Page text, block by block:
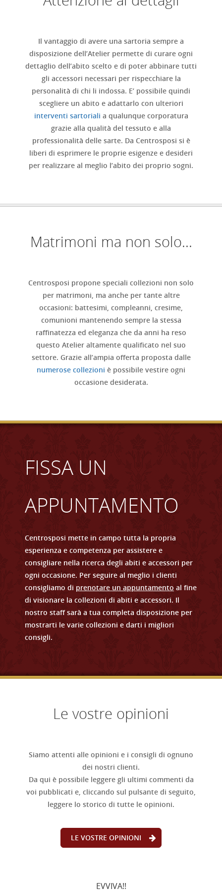
Il vantaggio di avere una sartoria sempre a
disposizione dell’Atelier permette di curare ogni
dettaglio dell’abito scelto e di poter abbinare tutti
gli accessori necessari per rispecchiare la
personalità di chi li indossa. E’ possibile quindi
scegliere un abito e adattarlo con ulteriori
interventi sartoriali a qualunque corporatura
grazie alla qualità del tessuto e alla
professionalità delle sarte. Da Centrosposi si è
liberi di esprimere le proprie esigenze e desideri
per realizzare al meglio l’abito dei proprio sogni.
Matrimoni ma non solo...
Centrosposi propone speciali collezioni non solo
per matrimoni, ma anche per tante altre
occasioni: battesimi, compleanni, cresime,
comunioni mantenendo sempre la stessa
raffinatezza ed eleganza che da anni ha reso
questo Atelier altamente qualificato nel suo
settore. Grazie all’ampia offerta proposta dalle
numerose collezioni è possibile vestire ogni
occasione desiderata.
FISSA UN
APPUNTAMENTO
Centrosposi mette in campo tutta la propria
esperienza e competenza per assistere e
consigliare nella ricerca degli abiti e accessori per
ogni occasione. Per seguire al meglio i clienti
consigliamo di prenotare un appuntamento al fine
di visionare la collezioni di abiti e accessori. Il
nostro staff sarà a tua completa disposizione per
mostrarti le varie collezioni e darti i migliori
consigli.
Le vostre opinioni
Siamo attenti alle opinioni e i consigli di ognuno
dei nostri clienti.
Da qui è possibile leggere gli ultimi commenti da
voi pubblicati e, cliccando sul pulsante di seguito,
leggere lo storico di tutte le opinioni.
LE VOSTRE OPINIONI
EVVIVA!!